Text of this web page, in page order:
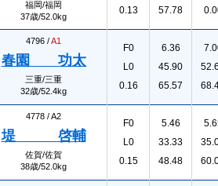
福岡/福岡
37歳/52.0kg
0.13
57.78
4796 /A1
春園 功太
三重/三重
32歳/52.4kg
F0
L0
0.16
6.36
45.90
65.57
4778 /A2
堤 啓輔
佐賀/佐賀
38歳/52.0kg
F0
L0
0.15
5.46
33.33
48.48